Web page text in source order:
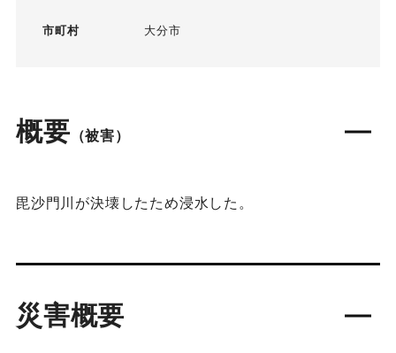
市町村 大分市
概要 （被害）
毘沙門川が決壊したため浸水した。
災害概要